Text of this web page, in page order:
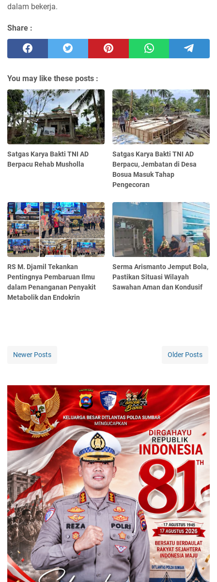
dalam bekerja.
Share :
You may like these posts :
Satgas Karya Bakti TNI AD
Berpacu Rehab Musholla
Satgas Karya Bakti TNI AD
Berpacu, Jembatan di Desa
Bosua Masuk Tahap
Pengecoran
RS M. Djamil Tekankan
Pentingnya Pembaruan Ilmu
dalam Penanganan Penyakit
Metabolik dan Endokrin
Serma Arismanto Jemput Bola,
Pastikan Situasi Wilayah
Sawahan Aman dan Kondusif
Newer Posts Older Posts